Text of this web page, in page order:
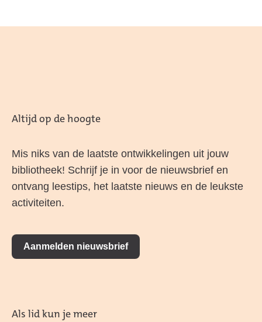
Altijd op de hoogte
Mis niks van de laatste ontwikkelingen uit jouw
bibliotheek! Schrijf je in voor de nieuwsbrief en
ontvang leestips, het laatste nieuws en de leukste
activiteiten.
Aanmelden nieuwsbrief
Als lid kun je meer